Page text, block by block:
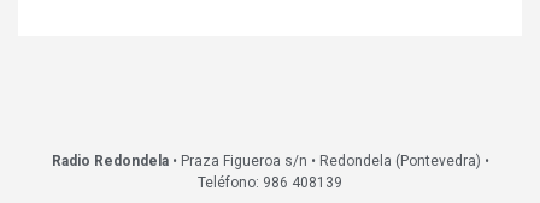
Radio Redondela• Praza Figueroa s/n • Redondela (Pontevedra) •
Teléfono: 986 408139